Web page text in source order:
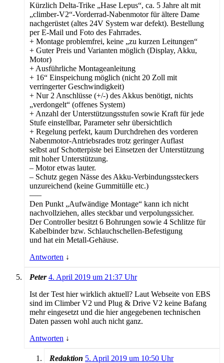
Kürzlich Delta-Trike „Hase Lepus“, ca. 5 Jahre alt mit
„climber-V2“-Vorderrad-Nabenmotor für ältere Dame
nachgerüstet (altes 24V System war defekt). Bestellung
per E-Mail und Foto des Fahrrades.
+ Montage problemfrei, keine „zu kurzen Leitungen“
+ Guter Preis und Varianten möglich (Display, Akku,
Motor)
+ Ausführliche Montageanleitung
+ 16“ Einspeichung möglich (nicht 20 Zoll mit
verringerter Geschwindigkeit)
+ Nur 2 Anschlüsse (+/-) des Akkus benötigt, nichts
„verdongelt“ (offenes System)
+ Anzahl der Unterstützungsstufen sowie Kraft für jede
Stufe einstellbar, Parameter sehr übersichtlich
+ Regelung perfekt, kaum Durchdrehen des vorderen
Nabenmotor-Antriebsrades trotz geringer Auflast
selbst auf Schotterpiste bei Einsetzen der Unterstützung
mit hoher Unterstützung.
– Motor etwas lauter.
– Schutz gegen Nässe des Akku-Verbindungssteckers
unzureichend (keine Gummitülle etc.)
—–
Den Punkt „Aufwändige Montage“ kann ich nicht
nachvollziehen, alles steckbar und verpolungssicher.
Der Controller besitzt 6 Bohrungen sowie 4 Schlitze für
Kabelbinder bzw. Schlauchschellen-Befestigung
und hat ein Metall-Gehäuse.
Antworten ↓
Peter 4. April 2019 um 21:37 Uhr
Ist der Test hier wirklich aktuell? Laut Webseite von EBS
sind im Climber V2 und Plug & Drive V2 keine Bafang
mehr eingesetzt und die hier angegebenen technischen
Daten passen wohl auch nicht ganz.
Antworten ↓
Redaktion 5. April 2019 um 10:50 Uhr